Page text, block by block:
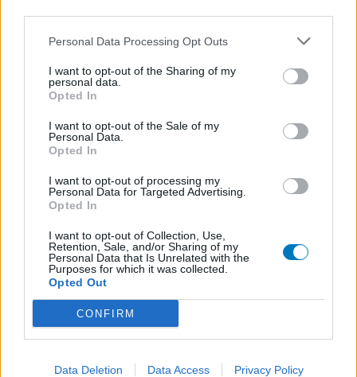
Personal Data Processing Opt Outs
I want to opt-out of the Sharing of my
personal data.
Opted In
I want to opt-out of the Sale of my
Personal Data.
Opted In
I want to opt-out of processing my
Personal Data for Targeted Advertising.
Opted In
I want to opt-out of Collection, Use,
Retention, Sale, and/or Sharing of my
Personal Data that Is Unrelated with the
Purposes for which it was collected.
Opted Out
CONFIRM
Data Deletion Data Access Privacy Policy
esperienze descritte riflettono solo il loro punto di vista e non
esperienze differiscono da persona a persona e che deve
sempre contattare il medico o il farmacista per un consiglio sui